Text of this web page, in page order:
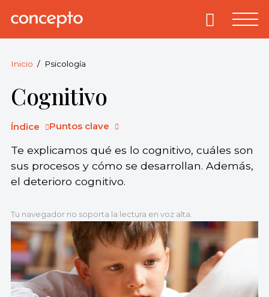
Concepto.
derechos
reservados.
Primary
Inicio Psicología
Cognitivo
Índice Puntos clave
Te explicamos qué es lo cognitivo, cuáles son
sus procesos y cómo se desarrollan. Además,
el deterioro cognitivo.
Tu navegador no soporta la lectura en voz alta.